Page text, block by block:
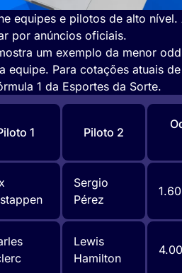
equipes e pilotos de alto nível.
por anúncios oficiais.
um exemplo da menor
equipe. Para cotações atuais de
1 da Esportes da Sorte.
1 Piloto 2
Sergio
Pérez
1.60
Lewis
Hamilton
4.00